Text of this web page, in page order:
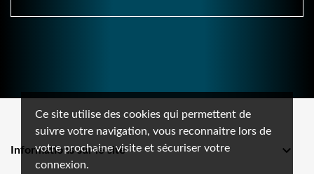
Ce site utilise des cookies qui permettent de
suivre votre navigation, vous reconnaitre lors de
votre prochaine visite et sécuriser votre
connexion.
Informations sur le site 